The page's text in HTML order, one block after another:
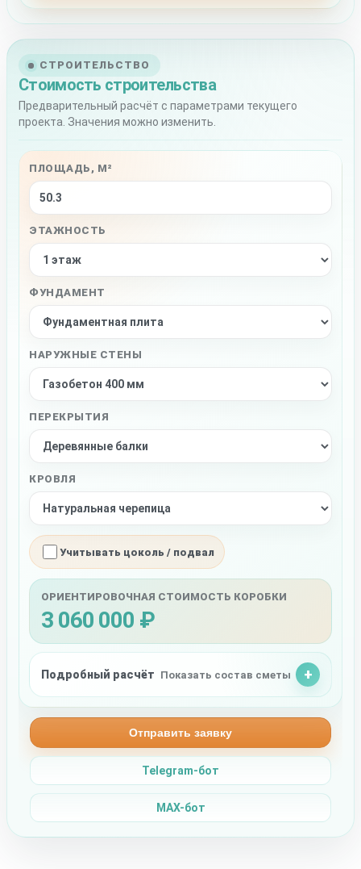
СТРОИТЕЛЬСТВО
Стоимость строительства
Предварительный расчёт с параметрами текущего
проекта. Значения можно изменить.
ПЛОЩАДЬ, М²
ЭТАЖНОСТЬ
ФУНДАМЕНТ
НАРУЖНЫЕ СТЕНЫ
ПЕРЕКРЫТИЯ
КРОВЛЯ
Учитывать цоколь / подвал
ОРИЕНТИРОВОЧНАЯ СТОИМОСТЬ КОРОБКИ
3 060 000 ₽
Подробный расчёт Показать состав сметы
Отправить заявку
Telegram-бот
MAX-бот